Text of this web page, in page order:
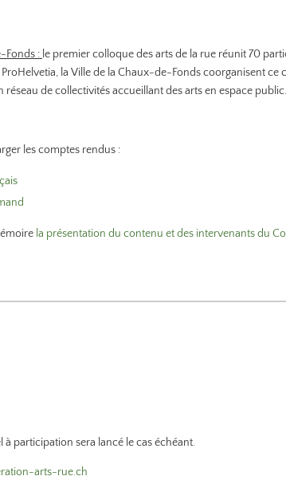
Fonds : le premier colloque des arts de la rue réunit 70
ProHelvetia, la Ville de la Chaux-de-Fonds coorganisent ce
de collectivités accueillant des arts en espace public.
les comptes rendus :
la présentation du contenu et des intervenants du
participation sera lancé le cas échéant.
arts-rue.ch